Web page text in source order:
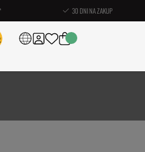
30 DNI NA ZAKUP